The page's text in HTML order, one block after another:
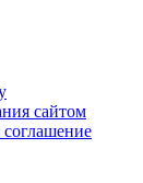
сайтом
соглашение